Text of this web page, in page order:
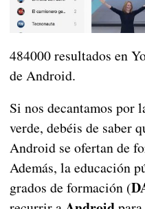
484000 resultados en
de Android.
Si nos decantamos por
verde, debéis de saber
Android se ofertan de
Además, la educación
grados de formación (